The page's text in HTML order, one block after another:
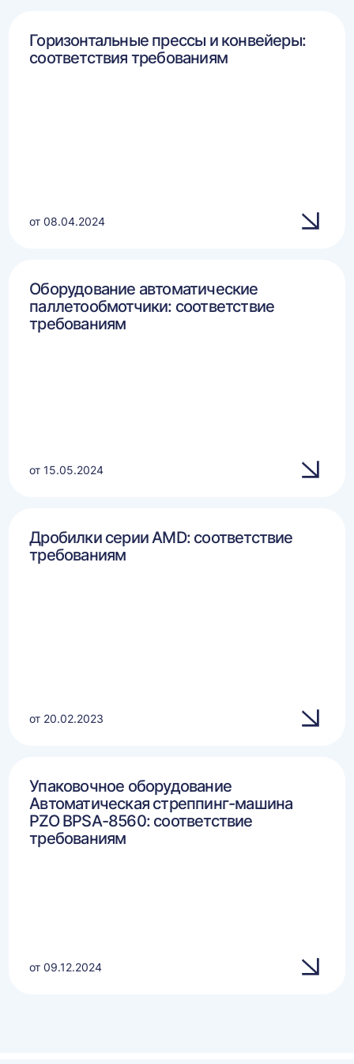
Горизонтальные прессы и конвейеры:
соответствия требованиям
от 08.04.2024
Оборудование автоматические
паллетообмотчики: соответствие
требованиям
от 15.05.2024
Дробилки серии AMD: соответствие
требованиям
от 20.02.2023
Упаковочное оборудование
Автоматическая стреппинг-машина
PZO BPSA-8560: соответствие
требованиям
от 09.12.2024